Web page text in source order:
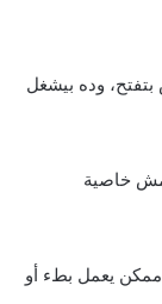
وده بيشغل
خاصية
ممكن يعمل بطء أو